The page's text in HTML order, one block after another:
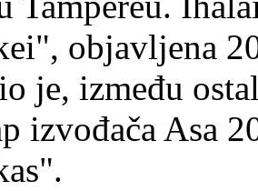
objavljena
je, između
izvođača Asa